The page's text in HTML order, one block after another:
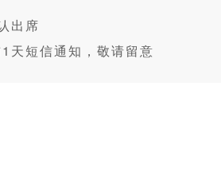
出席
天短信通知，敬请留意